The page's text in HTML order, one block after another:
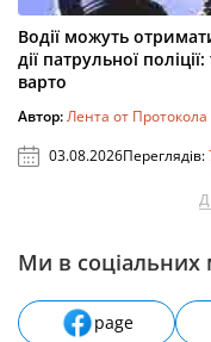
Водії можуть
дії патрульної
варто
Автор:Лента от Протокола
03.08.2026Переглядів:
Ми в соціальних
page